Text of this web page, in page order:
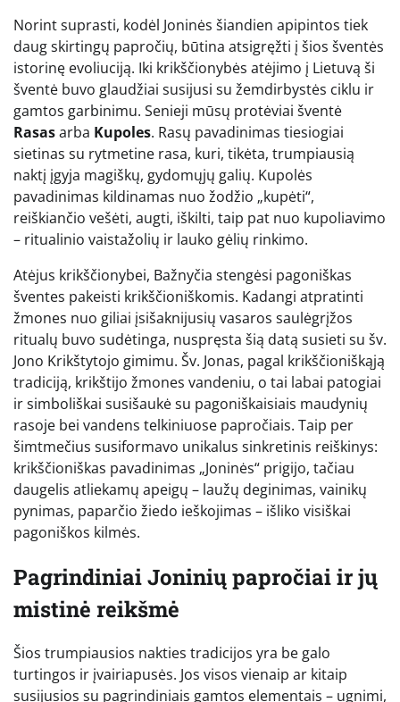
Norint suprasti, kodėl Joninės šiandien apipintos tiek
daug skirtingų papročių, būtina atsigręžti į šios šventės
istorinę evoliuciją. Iki krikščionybės atėjimo į Lietuvą ši
šventė buvo glaudžiai susijusi su žemdirbystės ciklu ir
gamtos garbinimu. Senieji mūsų protėviai šventė
Rasasarba Kupoles. Rasų pavadinimas tiesiogiai
sietinas su rytmetine rasa, kuri, tikėta, trumpiausią
naktį įgyja magiškų, gydomųjų galių. Kupolės
pavadinimas kildinamas nuo žodžio „kupėti“,
reiškiančio vešėti, augti, iškilti, taip pat nuo kupoliavimo
– ritualinio vaistažolių ir lauko gėlių rinkimo.
Atėjus krikščionybei, Bažnyčia stengėsi pagoniškas
šventes pakeisti krikščioniškomis. Kadangi atpratinti
žmones nuo giliai įsišaknijusių vasaros saulėgrįžos
ritualų buvo sudėtinga, nuspręsta šią datą susieti su šv.
Jono Krikštytojo gimimu. Šv. Jonas, pagal krikščioniškąją
tradiciją, krikštijo žmones vandeniu, o tai labai patogiai
ir simboliškai susišaukė su pagoniškaisiais maudynių
rasoje bei vandens telkiniuose papročiais. Taip per
šimtmečius susiformavo unikalus sinkretinis reiškinys:
krikščioniškas pavadinimas „Joninės“ prigijo, tačiau
daugelis atliekamų apeigų – laužų deginimas, vainikų
pynimas, paparčio žiedo ieškojimas – išliko visiškai
pagoniškos kilmės.
Pagrindiniai Joninių papročiai ir jų
mistinė reikšmė
Šios trumpiausios nakties tradicijos yra be galo
turtingos ir įvairiapusės. Jos visos vienaip ar kitaip
susijusios su pagrindiniais gamtos elementais – ugnimi,